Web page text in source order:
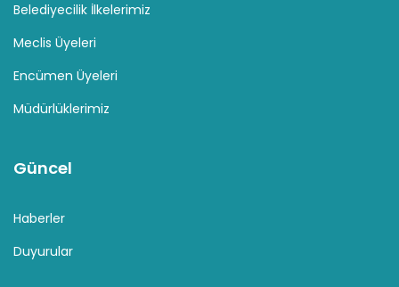
Belediyecilik İlkelerimiz
Meclis Üyeleri
Encümen Üyeleri
Müdürlüklerimiz
Güncel
Haberler
Duyurular